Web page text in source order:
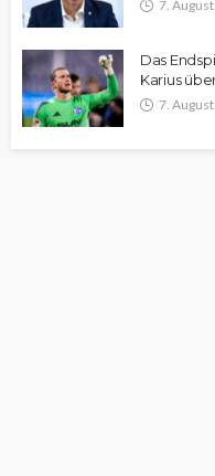
7.
Das
Karius
7.